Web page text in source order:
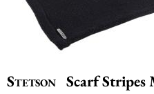
Stetson Scarf Stripes